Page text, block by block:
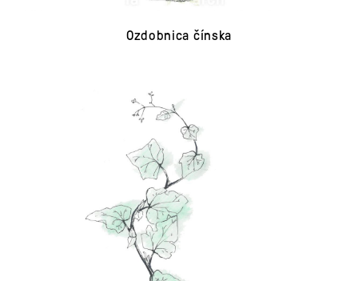
Ozdobnica čínska